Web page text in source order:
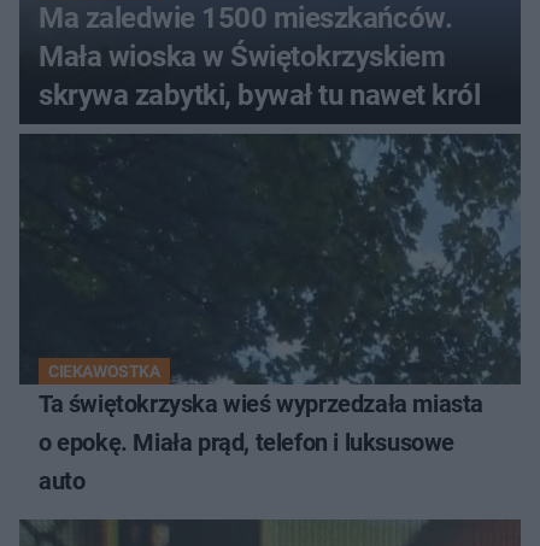
Ma zaledwie 1500 mieszkańców.
Mała wioska w Świętokrzyskiem
skrywa zabytki, bywał tu nawet król
CIEKAWOSTKA
Ta świętokrzyska wieś wyprzedzała miasta
o epokę. Miała prąd, telefon i luksusowe
auto